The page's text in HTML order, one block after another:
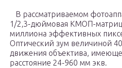
В рассматриваемом
1/2,3-дюймовая КМОП-
миллиона эффективных
Оптический зум величиной
движения объектива,
расстояние 24-960 мм экв.